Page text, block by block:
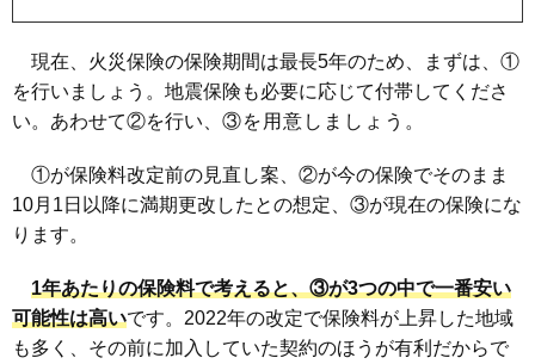
現在、火災保険の保険期間は最長5年のため、まずは、①
を行いましょう。地震保険も必要に応じて付帯してくださ
い。あわせて②を行い、 ③を用意しましょう。
①が保険料改定前の見直し案、②が今の保険でそのまま
10月1日以降に満期更改したとの想定、③が現在の保険にな
ります。
1年あたりの保険料で考えると、③が3つの中で一番安い
可能性は高いです。2022年の改定で保険料が上昇した地域
も多く、その前に加入していた契約のほうが有利だからで